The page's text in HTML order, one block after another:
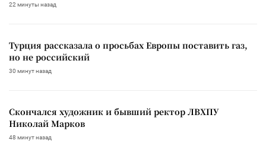
22 минуты назад
Турция рассказала о просьбах Европы поставить газ,
но не российский
30 минут назад
Скончался художник и бывший ректор ЛВХПУ
Николай Марков
48 минут назад